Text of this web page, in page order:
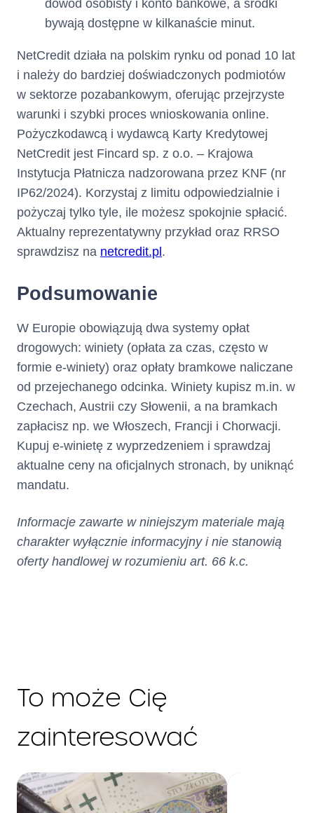
dowód osobisty i konto bankowe, a środki
bywają dostępne w kilkanaście minut.
NetCredit działa na polskim rynku od ponad 10 lat
i należy do bardziej doświadczonych podmiotów
w sektorze pozabankowym, oferując przejrzyste
warunki i szybki proces wnioskowania online.
Pożyczkodawcą i wydawcą Karty Kredytowej
NetCredit jest Fincard sp. z o.o. – Krajowa
Instytucja Płatnicza nadzorowana przez KNF (nr
IP62/2024). Korzystaj z limitu odpowiedzialnie i
pożyczaj tylko tyle, ile możesz spokojnie spłacić.
Aktualny reprezentatywny przykład oraz RRSO
sprawdzisz na netcredit.pl .
Podsumowanie
W Europie obowiązują dwa systemy opłat
drogowych: winiety (opłata za czas, często w
formie e-winiety) oraz opłaty bramkowe naliczane
od przejechanego odcinka. Winiety kupisz m.in. w
Czechach, Austrii czy Słowenii, a na bramkach
zapłacisz np. we Włoszech, Francji i Chorwacji.
Kupuj e-winietę z wyprzedzeniem i sprawdzaj
aktualne ceny na oficjalnych stronach, by uniknąć
mandatu.
Informacje zawarte w niniejszym materiale mają
charakter wyłącznie informacyjny i nie stanowią
oferty handlowej w rozumieniu art. 66 k.c.
To może Cię
zainteresować